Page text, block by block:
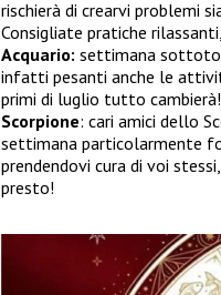
rischierà di crearvi problemi
Consigliate pratiche
Acquario: settimana
infatti pesanti anche le
primi di luglio tutto cambierà!
Scorpione: cari amici dello
settimana particolarmente
prendendovi cura di voi
presto!